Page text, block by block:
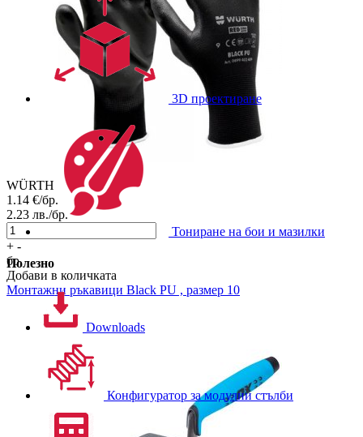
WÜRTH
1.14 €/бр.
2.23 лв./бр.
+ -
бр.
Добави в количката
Монтажни ръкавици Black PU , размер 10
3D проектиране
Тониране на бои и мазилки
Полезно
Downloads
Конфигуратор за модулни стълби